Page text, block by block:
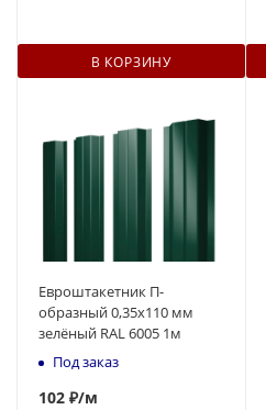
В КОРЗИНУ
Евроштакетник П-
образный 0,35x110 мм
зелёный RAL 6005 1м
Под заказ
102 ₽/м